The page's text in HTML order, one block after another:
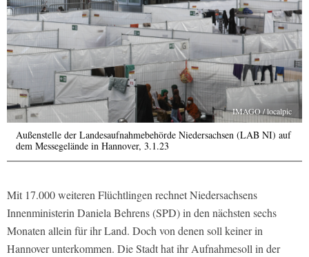
IMAGO / localpic
Außenstelle der Landesaufnahmebehörde Niedersachsen (LAB NI) auf
dem Messegelände in Hannover, 3.1.23
Mit 17.000 weiteren Flüchtlingen rechnet Niedersachsens
Innenministerin Daniela Behrens (SPD) in den nächsten sechs
Monaten allein für ihr Land. Doch von denen soll keiner in
Hannover unterkommen. Die Stadt hat ihr Aufnahmesoll in der